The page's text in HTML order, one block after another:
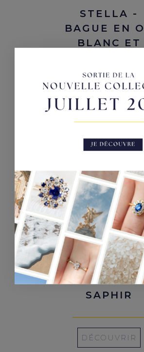
STELLA -
BAGUE EN
BLANC ET
CARAT
MINUIT -
BAGUE EN
BLANC ET
SAPHIR
DÉCOUVRIR